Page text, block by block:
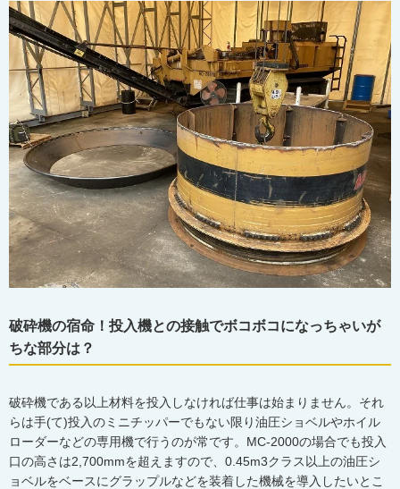
破砕機の宿命！投入機との接触でボコボコになっちゃいが
ちな部分は？
破砕機である以上材料を投入しなければ仕事は始まりません。それ
らは手(て)投入のミニチッパーでもない限り油圧ショベルやホイル
ローダーなどの専用機で行うのが常です。MC-2000の場合でも投入
口の高さは2,700mmを超えますので、0.45m3クラス以上の油圧シ
ョベルをベースにグラップルなどを装着した機械を導入したいとこ